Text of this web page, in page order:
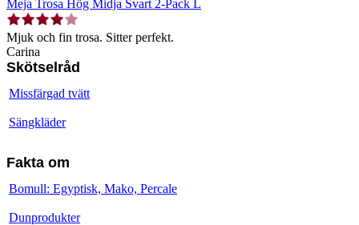
Meja Trosa Hög Midja Svart 2-Pack L
Mjuk och fin trosa. Sitter perfekt.
Carina
Skötselråd
Missfärgad tvätt
Sängkläder
Fakta om
Bomull: Egyptisk, Mako, Percale
Dunprodukter